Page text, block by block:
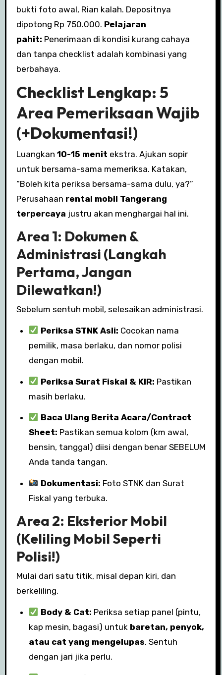
bukti foto awal, Rian kalah. Depositnya
dipotong Rp 750.000. Pelajaran
pahit: Penerimaan di kondisi kurang cahaya
dan tanpa checklist adalah kombinasi yang
berbahaya.
Checklist Lengkap: 5
Area Pemeriksaan Wajib
(+Dokumentasi!)
Luangkan 10-15 menit ekstra. Ajukan sopir
untuk bersama-sama memeriksa. Katakan,
“Boleh kita periksa bersama-sama dulu, ya?”
Perusahaan rental mobil Tangerang
terpercaya justru akan menghargai hal ini.
Area 1: Dokumen &
Administrasi (Langkah
Pertama, Jangan
Dilewatkan!)
Sebelum sentuh mobil, selesaikan administrasi.
Periksa STNK Asli: Cocokan nama
pemilik, masa berlaku, dan nomor polisi
dengan mobil.
Periksa Surat Fiskal & KIR: Pastikan
masih berlaku.
Baca Ulang Berita Acara/Contract
Sheet: Pastikan semua kolom (km awal,
bensin, tanggal) diisi dengan benar SEBELUM
Anda tanda tangan.
Dokumentasi: Foto STNK dan Surat
Fiskal yang terbuka.
Area 2: Eksterior Mobil
(Keliling Mobil Seperti
Polisi!)
Mulai dari satu titik, misal depan kiri, dan
berkeliling.
Body & Cat: Periksa setiap panel (pintu,
kap mesin, bagasi) untuk baretan, penyok,
atau cat yang mengelupas. Sentuh
dengan jari jika perlu.